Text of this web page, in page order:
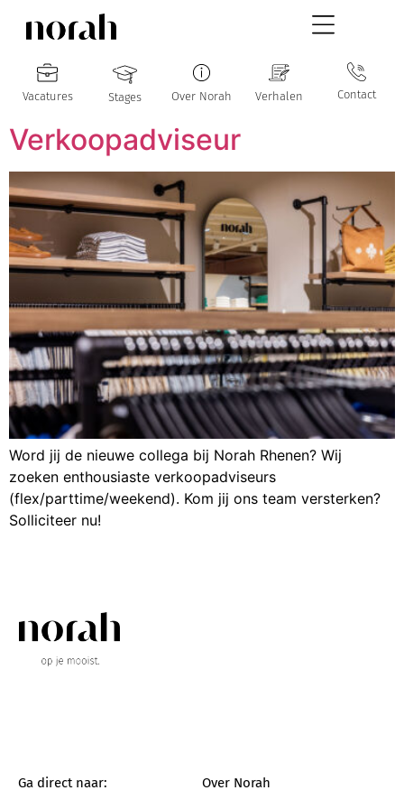
Vacatures Stages Over Norah Verhalen Contact
Verkoopadviseur
Word jij de nieuwe collega bij Norah Rhenen? Wij
zoeken enthousiaste verkoopadviseurs
(flex/parttime/weekend). Kom jij ons team versterken?
Solliciteer nu!
Ga direct naar: Over Norah